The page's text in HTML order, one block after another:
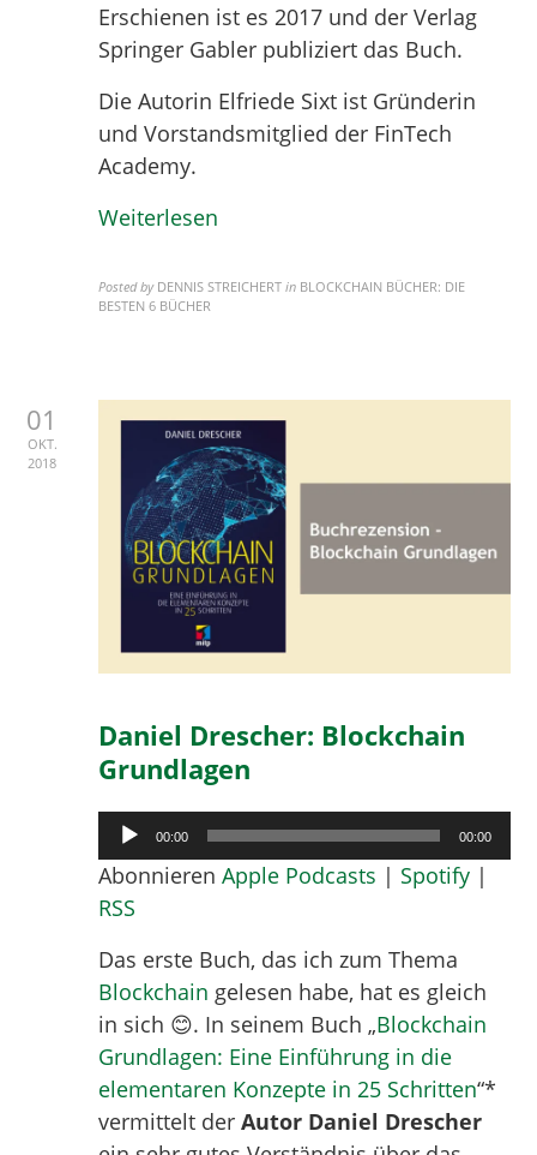
Erschienen ist es 2017 und der Verlag
Springer Gabler publiziert das Buch.
Die Autorin Elfriede Sixt ist Gründerin
und Vorstandsmitglied der FinTech
Academy.
Weiterlesen
Posted by DENNIS STREICHERT in BLOCKCHAIN BÜCHER: DIE
BESTEN 6 BÜCHER
01
OKT.
2018
Daniel Drescher: Blockchain
Grundlagen
Audio-
Player
00:00 00:00
AbonnierenApple Podcasts | Spotify |
RSS
Das erste Buch, das ich zum Thema
Blockchain gelesen habe, hat es gleich
in sich 😊. In seinem Buch „Blockchain
Grundlagen: Eine Einführung in die
elementaren Konzepte in 25 Schritten“*
vermittelt derAutor Daniel Drescher